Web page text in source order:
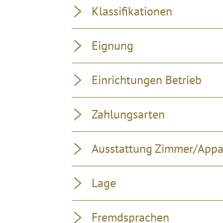
Klassifikationen
Eignung
Einrichtungen Betrieb
Zahlungsarten
Ausstattung Zimmer/
Lage
Fremdsprachen